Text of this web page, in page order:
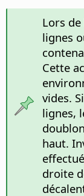
Lors
lignes
Cette
vides.
lignes,
haut.
droite